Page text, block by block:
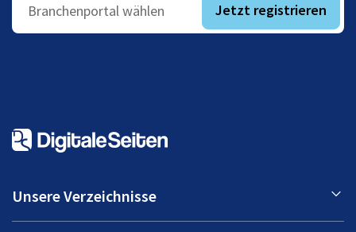
Branchenportal wählen Jetzt registrieren
Unsere Verzeichnisse